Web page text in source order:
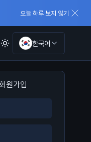
오늘 하루 보지 않기
한국어
원가입